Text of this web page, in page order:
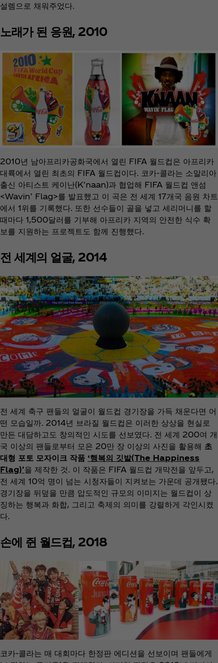
설렘으로 채워주었다.
노래가 된 응원, 2010
2010년 남아프리카공화국에서 열린 FIFA 월드컵은 아프리카
대륙에서 열린 최초의 FIFA 월드컵이다. 코카-콜라는 소말리아
출신 아티스트 케이난(K’naan)과 협업해 FIFA 월드컵 앤섬
<Wavin’ Flag>를 발표했고 이 곡은 전 세계 17개국 음원 차트
에서 1위를 기록했다. 또한 선수들이 골을 넣고 세리머니를 할
때마다 1,500달러를 기부해 아프리카 지역의 안전한 식수 확
보를 지원하는 프로젝트도 함께 진행했다.
전 세계의 얼굴, 2014
전 세계 축구 팬들의 얼굴이 월드컵 경기장을 가득 채운다면 어
떤 모습일까. 2014년 브라질 월드컵은 이러한 상상을 현실로
만든 대담하고도 창의적인 시도를 선보였다. 전 세계 200여 개
국 이상의 팬들로부터 모은 20만 장 이상의 사진을 활용해 초
대형 포토 모자이크 작품 ‘행복의 깃발(The Happiness
Flag)’을 제작한 것. 이 작품은 FIFA 월드컵 개막전을 앞두고,
전 세계 10억 명이 넘는 시청자들이 지켜보는 가운데 공개됐다.
경기장을 뒤덮을 만큼 압도적인 규모의 이미지는 월드컵이 상
징하는 행복과 화합, 그리고 축제의 의미를 강렬하게 각인시켰
다.
손에 쥔 월드컵, 2018
코카‑콜라는 매 대회마다 한정판 에디션을 선보이며 팬들에게